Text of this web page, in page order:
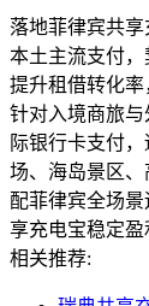
落地菲律宾共享
本土主流支付
提升租借转化率
针对入境商旅与
际银行卡支付
场、海岛景区
配菲律宾全场
享充电宝稳定盈
相关推荐: